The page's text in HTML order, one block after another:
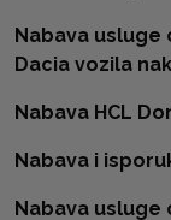
Nabava usluge
Dacia vozila
Nabava HCL
Nabava i
Nabava usluge